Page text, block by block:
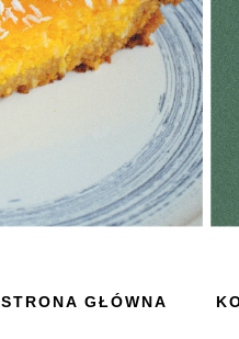
STRONA GŁÓWNA